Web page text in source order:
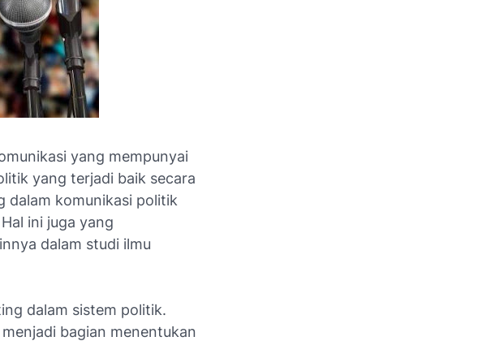
yang mempunyai
yang terjadi baik secara
dalam komunikasi politik
ini juga yang
dalam studi ilmu
dalam sistem politik.
bagian menentukan